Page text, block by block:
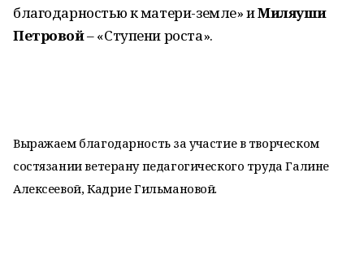
благодарностью к матери-земле» иМиляуши
Петровой– «Ступени роста».
Выражаем благодарность за участие в творческом
состязании ветерану педагогического труда Галине
Алексеевой, Кадрие Гильмановой.